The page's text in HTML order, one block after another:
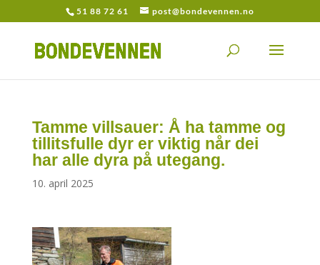
51 88 72 61 post@bondevennen.no
Tamme villsauer: Å ha tamme og
tillitsfulle dyr er viktig når dei
har alle dyra på utegang.
10. april 2025